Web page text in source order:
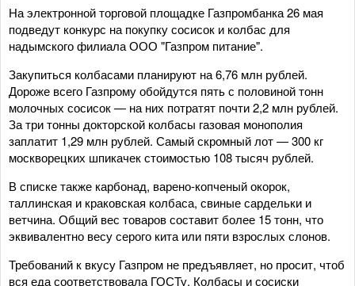
На электронной торговой площадке Газпромбанка 26 мая
подведут конкурс на покупку сосисок и колбас для
надымского филиала ООО "Газпром питание".
Закупиться колбасами планируют на 6,76 млн рублей.
Дороже всего Газпрому обойдутся пять с половиной тонн
молочных сосисок — на них потратят почти 2,2 млн рублей.
За три тонны докторской колбасы газовая монополия
заплатит 1,29 млн рублей. Самый скромный лот — 300 кг
москворецких шпикачек стоимостью 108 тысяч рублей.
В списке также карбонад, варено-копченый окорок,
таллинская и краковская колбаса, свиные сардельки и
ветчина. Общий вес товаров составит более 15 тонн, что
эквивалентно весу серого кита или пяти взрослых слонов.
Требований к вкусу Газпром не предъявляет, но просит, чтоб
вся еда соответствовала ГОСТу. Колбасы и сосиски